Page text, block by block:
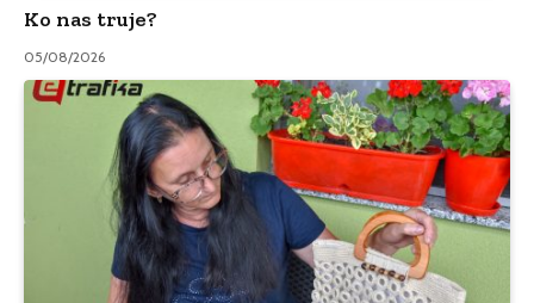
Ko nas truje?
05/08/2026